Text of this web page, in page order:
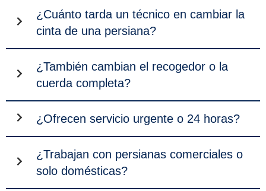
¿Cuánto tarda un técnico en cambiar la
cinta de una persiana?
¿También cambian el recogedor o la
cuerda completa?
¿Ofrecen servicio urgente o 24 horas?
¿Trabajan con persianas comerciales o
solo domésticas?